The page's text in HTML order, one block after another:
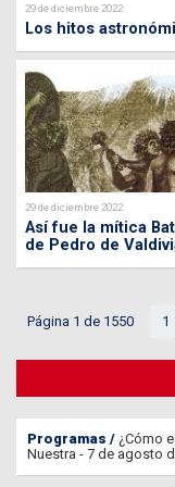
29 de diciembre 2022
Los hitos
29 de diciembre 2022
Así fue la mítica
de Pedro de
Página 1 de 1550 1
Programas
¿Cómo
Nuestra - 7 de agosto